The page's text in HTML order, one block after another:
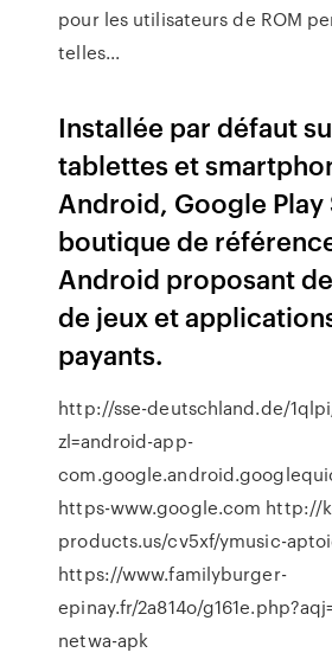
pour les utilisateurs de ROM
telles...
Installée par défaut
tablettes et
Android, Google Play
boutique de
Android proposant
de jeux et
payants.
http://sse-deutschland.de/
zl=android-app-
https-www.google.com http://
products.us/cv5xf/ymusic-
https://www.familyburger-
epinay.fr/2a814o/
netwa-apk